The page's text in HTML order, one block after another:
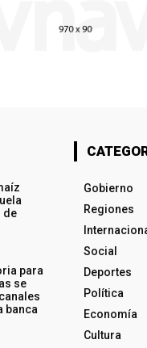
de
para
se
banca
Gobierno
Regiones
Social
Deportes
Política
Economía
Cultura